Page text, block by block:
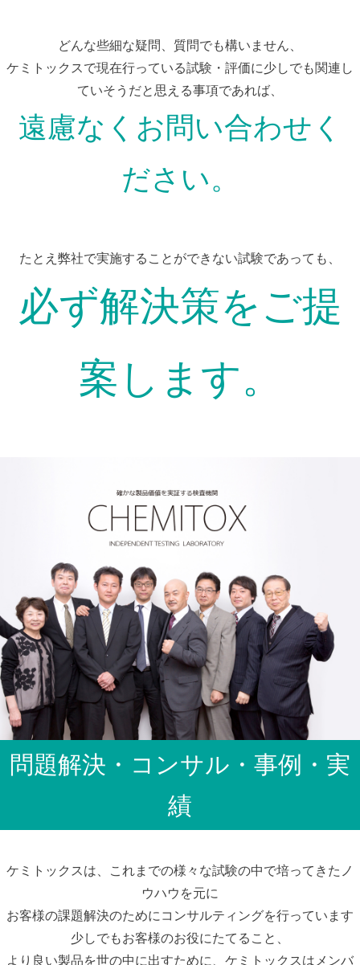
どんな些細な疑問、質問でも構いません、
ケミトックスで現在行っている試験・評価に少しでも関連し
ていそうだと思える事項であれば、
遠慮なくお問い合わせく
ださい。
たとえ弊社で実施することができない試験であっても、
必ず解決策をご提
案します。
問題解決・コンサル・事例・実
績
ケミトックスは、これまでの様々な試験の中で培ってきたノ
ウハウを元に
お客様の課題解決のためにコンサルティングを行っています
少しでもお客様のお役にたてること、
より良い製品を世の中に出すために、ケミトックスはメンバ